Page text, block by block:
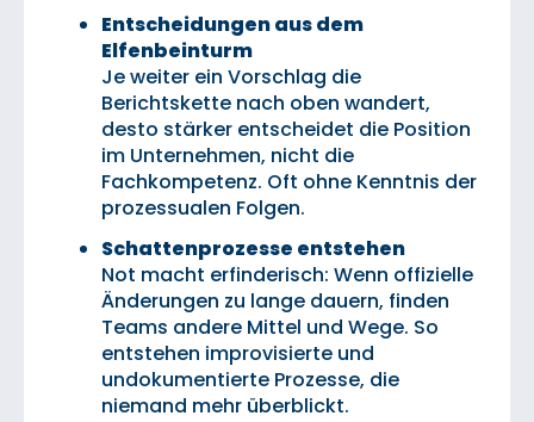
Entscheidungen aus dem
Elfenbeinturm
Je weiter ein Vorschlag die
Berichtskette nach oben wandert,
desto stärker entscheidet die Position
im Unternehmen, nicht die
Fachkompetenz. Oft ohne Kenntnis der
prozessualen Folgen.
Schattenprozesse entstehen
Not macht erfinderisch: Wenn offizielle
Änderungen zu lange dauern, finden
Teams andere Mittel und Wege. So
entstehen improvisierte und
undokumentierte Prozesse, die
niemand mehr überblickt.